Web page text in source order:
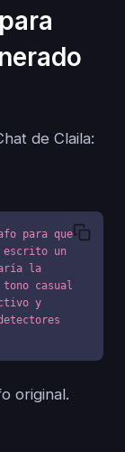
de Claila:
para que
escrito un
la
casual
y
original.